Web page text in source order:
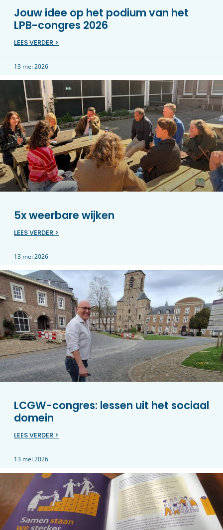
Jouw idee op het podium van het
LPB-congres 2026
LEES VERDER >
13 mei 2026
5x weerbare wijken
LEES VERDER >
13 mei 2026
LCGW-congres: lessen uit het sociaal
domein
LEES VERDER >
13 mei 2026